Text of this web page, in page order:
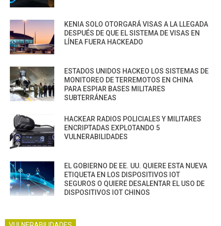
KENIA SOLO OTORGARÁ VISAS A LA LLEGADA
DESPUÉS DE QUE EL SISTEMA DE VISAS EN
LÍNEA FUERA HACKEADO
ESTADOS UNIDOS HACKEO LOS SISTEMAS DE
MONITOREO DE TERREMOTOS EN CHINA
PARA ESPIAR BASES MILITARES
SUBTERRÁNEAS
HACKEAR RADIOS POLICIALES Y MILITARES
ENCRIPTADAS EXPLOTANDO 5
VULNERABILIDADES
EL GOBIERNO DE EE. UU. QUIERE ESTA NUEVA
ETIQUETA EN LOS DISPOSITIVOS IOT
SEGUROS O QUIERE DESALENTAR EL USO DE
DISPOSITIVOS IOT CHINOS